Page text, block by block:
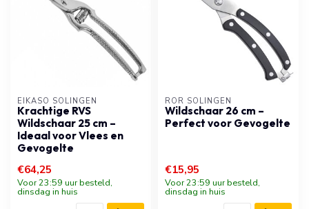
EIKASO SOLINGEN
Krachtige RVS
Wildschaar 25 cm –
Ideaal voor Vlees en
Gevogelte
€64,25
Voor 23:59 uur besteld,
dinsdag in huis
RÖR SOLINGEN
Wildschaar 26 cm –
Perfect voor Gevogelte
€15,95
Voor 23:59 uur besteld,
dinsdag in huis